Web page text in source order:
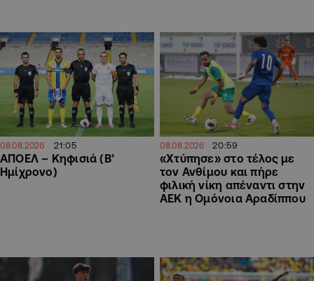
08.08.2026 21:05
ΑΠΟΕΛ – Κηφισιά (Β’
Ημίχρονο)
08.08.2026 20:59
«Χτύπησε» στο τέλος με
τον Ανθίμου και πήρε
φιλική νίκη απέναντι στην
ΑΕΚ η Ομόνοια Αραδίππου